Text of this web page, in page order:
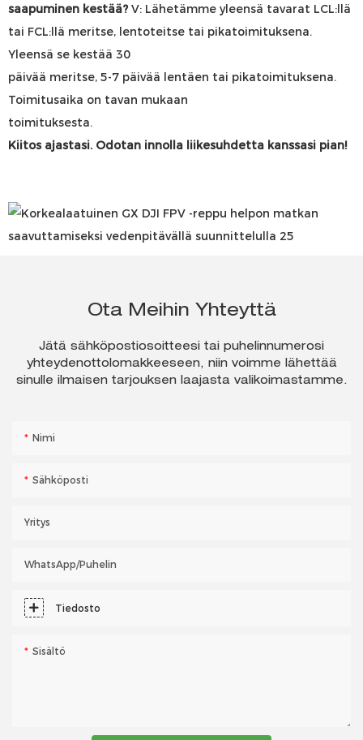
saapuminen kestää?V: Lähetämme yleensä tavarat LCL:llä
tai FCL:llä meritse, lentoteitse tai pikatoimituksena.
Yleensä se kestää 30
päivää meritse, 5-7 päivää lentäen tai pikatoimituksena.
Toimitusaika on tavan mukaan
toimituksesta.
Kiitos ajastasi. Odotan innolla liikesuhdetta kanssasi pian!
Ota Meihin Yhteyttä
Jätä sähköpostiosoitteesi tai puhelinnumerosi
yhteydenottolomakkeeseen, niin voimme lähettää
sinulle ilmaisen tarjouksen laajasta valikoimastamme.
Nimi
Sähköposti
Yritys
WhatsApp/puhelin
Tiedosto
Sisältö